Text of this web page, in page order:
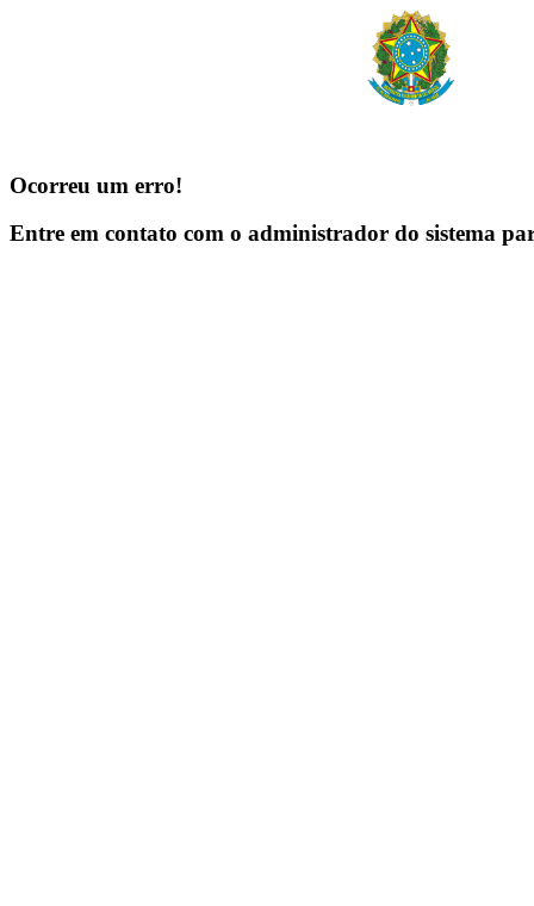
Ocorreu um erro!
Entre em contato com o administrador do sistema